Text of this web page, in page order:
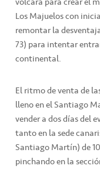
Los Majuelos con
remontar la
73) para intentar
continental.
El ritmo de venta de
lleno en el Santiago
vender a dos días del
tanto en la sede
Santiago Martín) de
pinchando en la